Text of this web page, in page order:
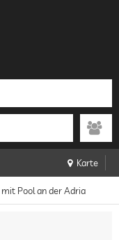
Karte
Pool an der Adria